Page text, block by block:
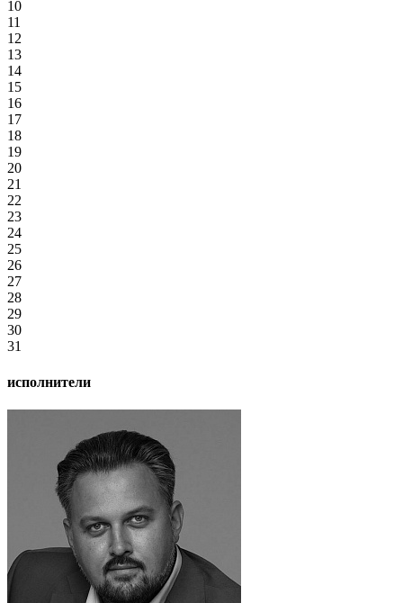
10
11
12
13
14
15
16
17
18
19
20
21
22
23
24
25
26
27
28
29
30
31
исполнители